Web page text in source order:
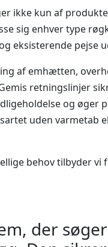
ikke kun af
sig enhver type
eksisterende
af emhætten,
retningslinjer
og øger
uden
behov tilbyder vi
der